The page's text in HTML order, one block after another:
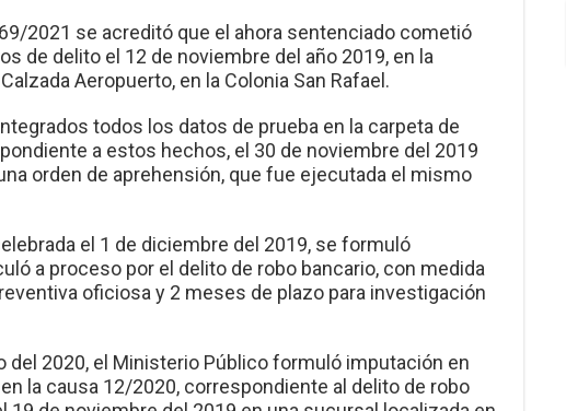
2021 se acreditó que el ahora sentenciado cometió
de delito el 12 de noviembre del año 2019, en la
Aeropuerto, en la Colonia San Rafael.
todos los datos de prueba en la carpeta de
a estos hechos, el 30 de noviembre del 2019
orden de aprehensión, que fue ejecutada el mismo
el 1 de diciembre del 2019, se formuló
a proceso por el delito de robo bancario, con medida
oficiosa y 2 meses de plazo para investigación
del 2020, el Ministerio Público formuló imputación en
en la causa 12/2020, correspondiente al delito de robo